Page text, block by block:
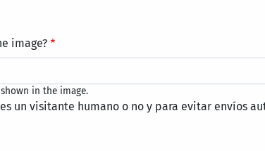
image?
in the image.
un visitante humano o no y para evitar envíos